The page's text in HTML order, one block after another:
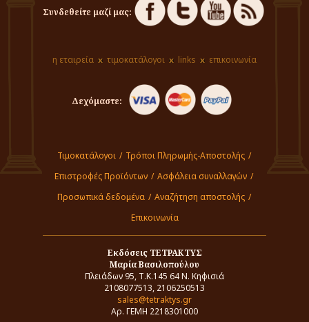
Συνδεθείτε μαζί μας:
η εταιρεία τιμοκατάλογοι links επικοινωνία
Δεχόμαστε:
Τιμοκατάλογοι / Τρόποι Πληρωμής-Αποστολής /
Επιστροφές Προϊόντων / Ασφάλεια συναλλαγών /
Προσωπικά δεδομένα / Αναζήτηση αποστολής /
Επικοινωνία
Εκδόσεις ΤΕΤΡΑΚΤΥΣ
Μαρία Βασιλοπούλου
Πλειάδων 95, Τ.Κ.145 64 Ν. Κηφισιά
2108077513, 2106250513
sales@tetraktys.gr
Αρ. ΓΕΜΗ 2218301000